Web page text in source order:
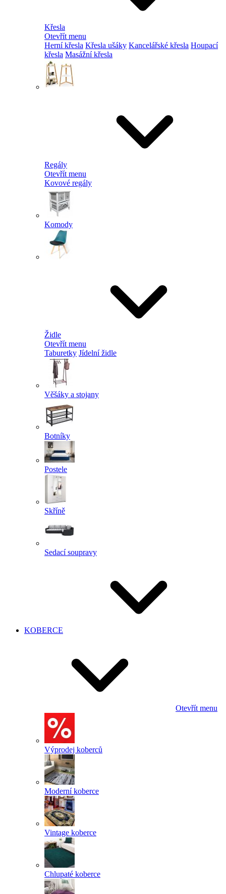
Křesla
Otevřít menu
Herní křesla Křesla ušáky Kancelářské křesla Houpací
křesla Masážní křesla
Regály
Otevřít menu
Kovové regály
Komody
Židle
Otevřít menu
Taburetky Jídelní židle
Věšáky a stojany
Botníky
Postele
Skříně
Sedací soupravy
KOBERCE
Otevřít menu
Výprodej koberců
Moderní koberce
Vintage koberce
Chlupaté koberce